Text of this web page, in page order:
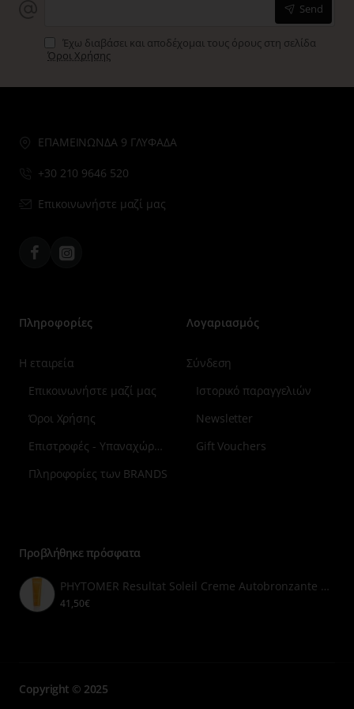
Send
Έχω διαβάσει και αποδέχομαι τους όρους στη σελίδα
Όροι Χρήσης
ΕΠΑΜΕΙΝΩΝΔΑ 9 ΓΛΥΦΑΔΑ
+30 210 9646 520
Επικοινωνήστε μαζί μας
FacebookInstagram
Πληροφορίες
7
Η εταιρεία
Επικοινωνήστε μαζί μας
Όροι Χρήσης
Επιστροφές - Υπαναχώρηση
Πληροφορίες των BRANDS
Λογαριασμός
Σύνδεση
Ιστορικό παραγγελιών
Newsletter
Gift Vouchers
Προβλήθηκε πρόσφατα
PHYTOMER Resultat Soleil Creme Autobronzante 125ml
41,50€
Copyright © 2025